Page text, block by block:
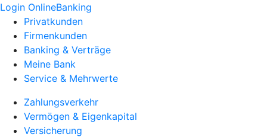
Login OnlineBanking
Privatkunden
Firmenkunden
Banking & Verträge
Meine Bank
Service & Mehrwerte
Zahlungsverkehr
Vermögen & Eigenkapital
Versicherung